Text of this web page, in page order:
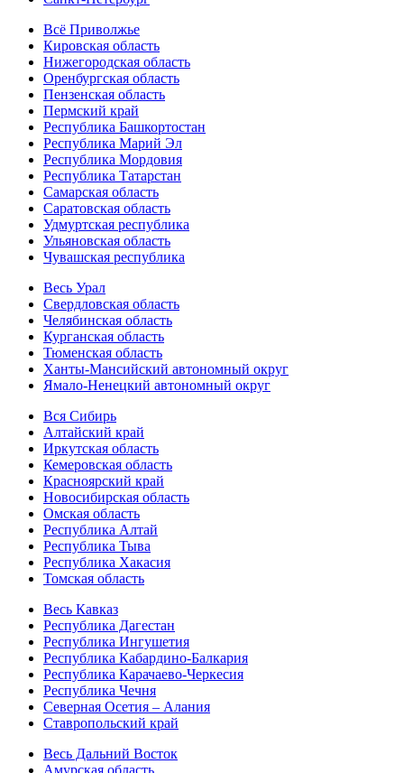
Всё Приволжье
Кировская область
Нижегородская область
Оренбургская область
Пензенская область
Пермский край
Республика Башкортостан
Республика Марий Эл
Республика Мордовия
Республика Татарстан
Самарская область
Саратовская область
Удмуртская республика
Ульяновская область
Чувашская республика
Весь Урал
Свердловская область
Челябинская область
Курганская область
Тюменская область
Ханты-Мансийский автономный округ
Ямало-Ненецкий автономный округ
Вся Сибирь
Алтайский край
Иркутская область
Кемеровская область
Красноярский край
Новосибирская область
Омская область
Республика Алтай
Республика Тыва
Республика Хакасия
Томская область
Весь Кавказ
Республика Дагестан
Республика Ингушетия
Республика Кабардино-Балкария
Республика Карачаево-Черкесия
Республика Чечня
Северная Осетия – Алания
Ставропольский край
Весь Дальний Восток
Амурская область